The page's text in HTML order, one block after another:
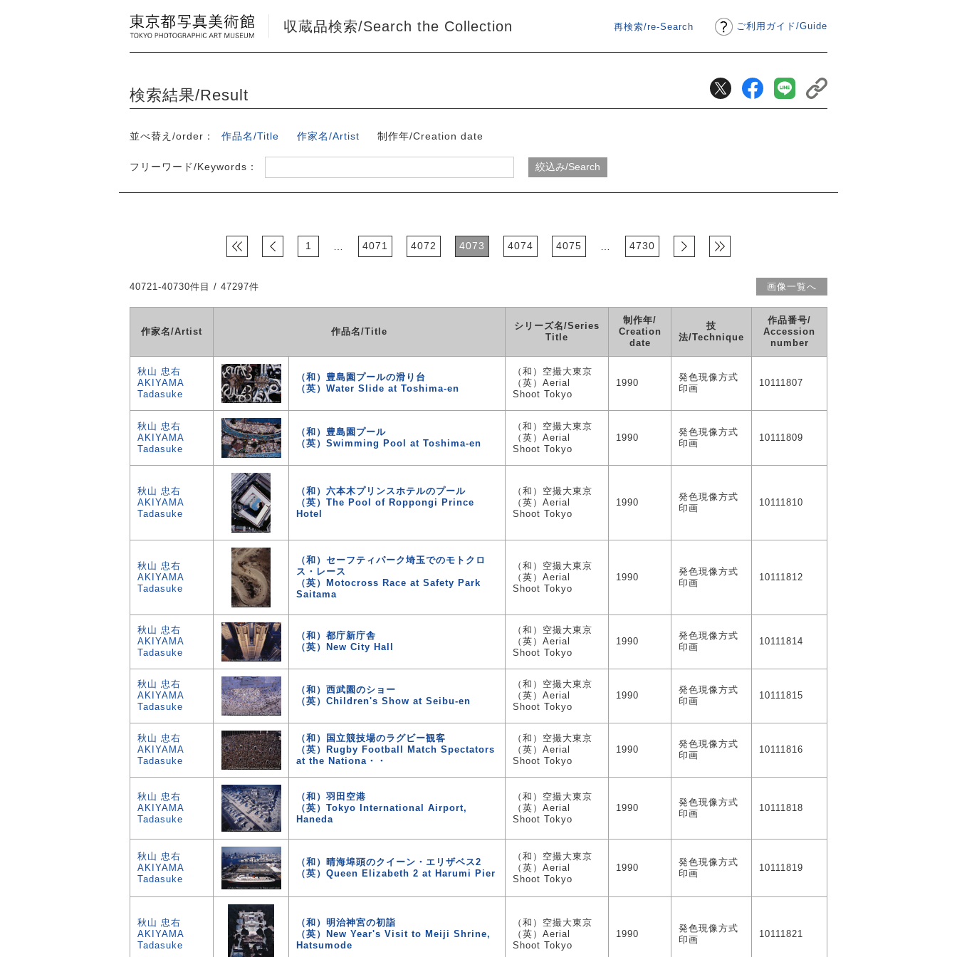
ご利用ガイド/Guide
収蔵品検索/Search the Collection 再検索/re-Search
検索結果/Result
並べ替え/order： 作品名/Title 作家名/Artist 制作年/Creation date
フリーワード/Keywords：
1 4071 4072 4073 4074 4075 4730
40721-40730件目 / 47297件 画像一覧へ
作家名/Artist 作品名/Title
シリーズ名/Series
Title
制作年/
Creation
date
技
法/Technique
作品番号/
Accession
number
秋山 忠右
AKIYAMA
Tadasuke
（和）豊島園プールの滑り台
（英）Water Slide at Toshima-en
（和）空撮大東京
（英）Aerial
Shoot Tokyo
1990
発色現像方式
印画
10111807
秋山 忠右
AKIYAMA
Tadasuke
（和）豊島園プール
（英）Swimming Pool at Toshima-en
（和）空撮大東京
（英）Aerial
Shoot Tokyo
1990
発色現像方式
印画
10111809
秋山 忠右
AKIYAMA
Tadasuke
（和）六本木プリンスホテルのプール
（英）The Pool of Roppongi Prince
Hotel
（和）空撮大東京
（英）Aerial
Shoot Tokyo
1990
発色現像方式
印画
10111810
秋山 忠右
AKIYAMA
Tadasuke
（和）セーフティパーク埼玉でのモトクロ
ス・レース
（英）Motocross Race at Safety Park
Saitama
（和）空撮大東京
（英）Aerial
Shoot Tokyo
1990
発色現像方式
印画
10111812
秋山 忠右
AKIYAMA
Tadasuke
（和）都庁新庁舎
（英）New City Hall
（和）空撮大東京
（英）Aerial
Shoot Tokyo
1990
発色現像方式
印画
10111814
秋山 忠右
AKIYAMA
Tadasuke
（和）西武園のショー
（英）Children's Show at Seibu-en
（和）空撮大東京
（英）Aerial
Shoot Tokyo
1990
発色現像方式
印画
10111815
秋山 忠右
AKIYAMA
Tadasuke
（和）国立競技場のラグビー観客
（英）Rugby Football Match Spectators
at the Nationa・・
（和）空撮大東京
（英）Aerial
Shoot Tokyo
1990
発色現像方式
印画
10111816
秋山 忠右
AKIYAMA
Tadasuke
（和）羽田空港
（英）Tokyo International Airport,
Haneda
（和）空撮大東京
（英）Aerial
Shoot Tokyo
1990
発色現像方式
印画
10111818
秋山 忠右
AKIYAMA
Tadasuke
（和）晴海埠頭のクイーン・エリザベス2
（英）Queen Elizabeth 2 at Harumi Pier
（和）空撮大東京
（英）Aerial
Shoot Tokyo
1990
発色現像方式
印画
10111819
秋山 忠右
AKIYAMA
Tadasuke
（和）明治神宮の初詣
（英）New Year's Visit to Meiji Shrine,
Hatsumode
（和）空撮大東京
（英）Aerial
Shoot Tokyo
1990
発色現像方式
印画
10111821